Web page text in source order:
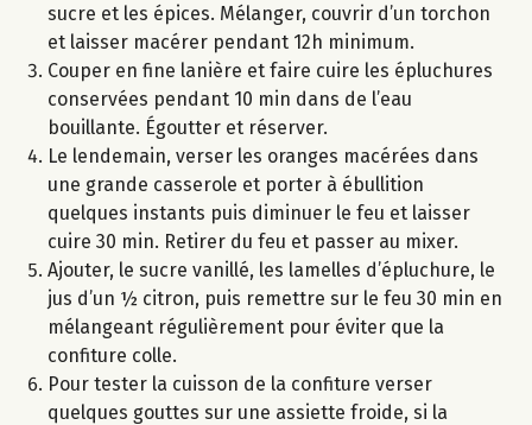
sucre et les épices. Mélanger, couvrir d’un torchon
et laisser macérer pendant 12h minimum.
Couper en fine lanière et faire cuire les épluchures
conservées pendant 10 min dans de l’eau
bouillante. Égoutter et réserver.
Le lendemain, verser les oranges macérées dans
une grande casserole et porter à ébullition
quelques instants puis diminuer le feu et laisser
cuire 30 min. Retirer du feu et passer au mixer.
Ajouter, le sucre vanillé, les lamelles d’épluchure, le
jus d’un ½ citron, puis remettre sur le feu 30 min en
mélangeant régulièrement pour éviter que la
confiture colle.
Pour tester la cuisson de la confiture verser
quelques gouttes sur une assiette froide, si la